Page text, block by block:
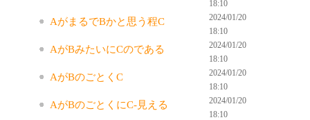
18:10
AがまるでBかと思う程C
2024/01/20
18:10
AがBみたいにCのである
2024/01/20
18:10
AがBのごとくC
2024/01/20
18:10
AがBのごとくにC-見える
2024/01/20
18:10